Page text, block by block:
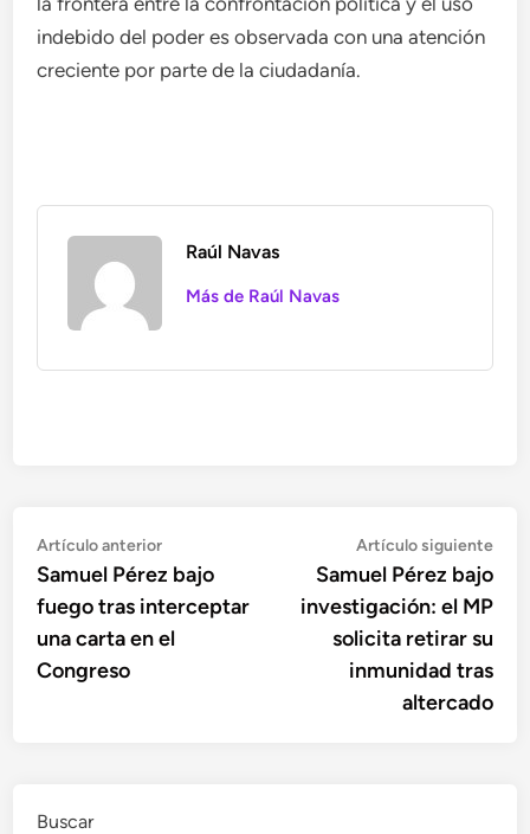
indebido del poder es observada con una atención
creciente por parte de la ciudadanía.
Raúl Navas
Más de Raúl Navas
Navegación
de
entradas
Artículo anteriorArtículo
anterior:
Samuel Pérez bajo
fuego tras interceptar
una carta en el
Congreso
Artículo siguiente
Samuel Pérez bajo
investigación: el MP
solicita retirar su
inmunidad tras
altercado
Buscar